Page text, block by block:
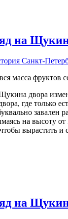
на
Санкт-
масса фруктов
двора
где только
завален
на высоту
вырастить и
на